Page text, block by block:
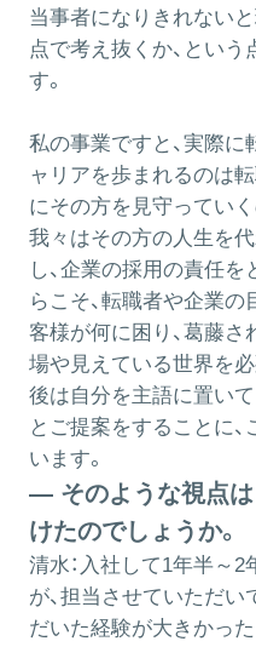
当事者になりきれない
点で考え抜くか、とい
す。
私の事業ですと、実際
ャリアを歩まれるのは
にその方を見守ってい
我々はその方の人生を
し、企業の採用の責任
らこそ、転職者や企業
客様が何に困り、葛藤さ
場や見えている世界を
後は自分を主語に置いて
とご提案をすることに
います。
― そのような視点
けたのでしょうか。
清水： 入社して1年半～2
が、担当させていただ
だいた経験が大きかっ